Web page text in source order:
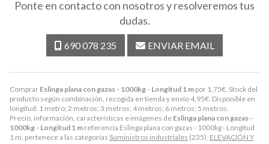
Comprar Eslinga plana con gazas - 1000kg - Longitud 1 m por 1,75€. Stock del
producto según combinación, recogida en tienda y envío4,95€. Disponible en
longitud: 1 metro; 2 metros; 3 metros; 4 metros; 6 metros; 5 metros.
Precio, información, características e imágenes de Eslinga plana con gazas -
1000kg - Longitud 1 m referencia Eslinga plana con gazas - 1000kg - Longitud
1 m, pertenece a las categorías Suministros industriales (235), ELEVACIÓN Y
Ponte en contacto con nosotros y resolveremos tus
dudas.
690 078 235 ENVIAR EMAIL